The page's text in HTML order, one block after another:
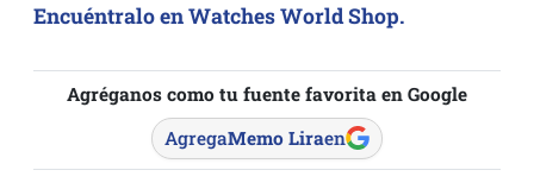
Encuéntralo en Watches World Shop.
Agréganos como tu fuente favorita en Google
AgregaMemo Liraen